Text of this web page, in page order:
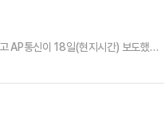
AP통신이 18일(현지시간) 보도했다.
거론한 바 있다.윌리엄스 판사는 “트럼